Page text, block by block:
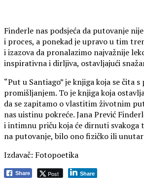
Finderle nas podsjeća da putovanje
i proces, a ponekad je upravo u tim
i izazova da pronalazimo najvažnije
inspirativna i dirljiva, ostavljajući
“Put u Santiago” je knjiga koja se čita
promišljanjem. To je knjiga koja
da se zapitamo o vlastitim životnim
nas uistinu pokreće. Jana Prević
i intimnu priču koja će dirnuti svakoga
na putovanje, bilo ono fizičko ili
Izdavač: Fotopoetika
Share Post Share